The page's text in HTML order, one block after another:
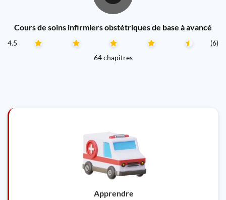
Cours de soins infirmiers obstétriques de base à avancé
4.5
(6)
64 chapitres
Apprendre